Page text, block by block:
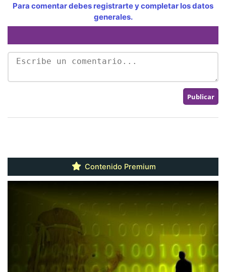
Para comentar debes registrarte y completar los datos
generales.
Contenido Premium